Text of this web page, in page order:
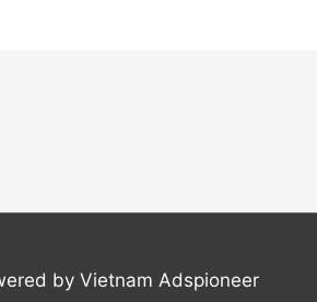
by Vietnam Adspioneer